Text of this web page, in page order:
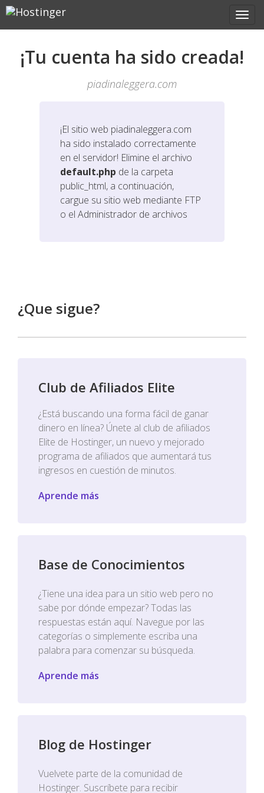
¡Tu cuenta ha sido creada!
piadinaleggera.com
¡El sitio web piadinaleggera.com
ha sido instalado correctamente
en el servidor! Elimine el archivo
default.php de la carpeta
public_html, a continuación,
cargue su sitio web mediante FTP
o el Administrador de archivos
¿Que sigue?
Club de Afiliados Elite
¿Está buscando una forma fácil de ganar
dinero en línea? Únete al club de afiliados
Elite de Hostinger, un nuevo y mejorado
programa de afiliados que aumentará tus
ingresos en cuestión de minutos.
Aprende más
Base de Conocimientos
¿Tiene una idea para un sitio web pero no
sabe por dónde empezar? Todas las
respuestas están aquí. Navegue por las
categorías o simplemente escriba una
palabra para comenzar su búsqueda.
Aprende más
Blog de Hostinger
Vuelvete parte de la comunidad de
Hostinger. Suscríbete para recibir